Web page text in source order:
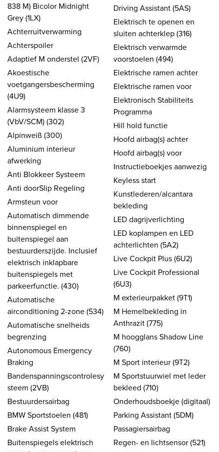
838 M) Bicolor Midnight
Grey (1LX)
Achterruitverwarming
Achterspoiler
Adaptief M onderstel (2VF)
Akoestische
voetgangersbescherming
(4U9)
Alarmsysteem klasse 3
(VbV/SCM) (302)
Alpinweiß (300)
Aluminium interieur
afwerking
Anti Blokkeer Systeem
Anti doorSlip Regeling
Armsteun voor
Automatisch dimmende
binnenspiegel en
buitenspiegel aan
bestuurderszijde. Inclusief
elektrisch inklapbare
buitenspiegels met
parkeerfunctie. (430)
Automatische
airconditioning 2-zone (534)
Automatische snelheids
begrenzing
Autonomous Emergency
Braking
Bandenspanningscontrolesy
steem (2VB)
Bestuurdersairbag
BMW Sportstoelen (481)
Brake Assist System
Buitenspiegels elektrisch
Driving Assistant (5AS)
Elektrisch te openen en
sluiten achterklep (316)
Elektrisch verwarmde
voorstoelen (494)
Elektrische ramen achter
Elektrische ramen voor
Elektronisch Stabiliteits
Programma
Hill hold functie
Hoofd airbag(s) achter
Hoofd airbag(s) voor
Instructieboekjes aanwezig
Keyless start
Kunstlederen/alcantara
bekleding
LED dagrijverlichting
LED koplampen en LED
achterlichten (5A2)
Live Cockpit Plus (6U2)
Live Cockpit Professional
(6U3)
M exterieurpakket (9T1)
M Hemelbekleding in
Anthrazit (775)
M hoogglans Shadow Line
(760)
M Sport interieur (9T2)
M Sportstuurwiel met leder
bekleed (710)
Onderhoudsboekje (digitaal)
Parking Assistant (5DM)
Passagiersairbag
Regen- en lichtsensor (521)